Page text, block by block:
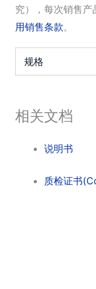
究），每次销售
用销售条款。
规格
相关文档
说明书
质检证书